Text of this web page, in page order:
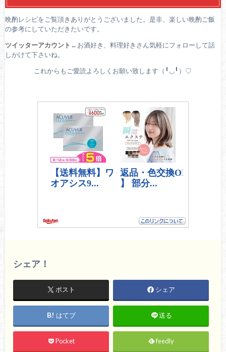
晩酌レシピをご覧頂きありがとうございました。是非、楽しい晩酌ご飯
の参考にしていただきたいです。
ツイッターアカウント ←お酒好き、料理好きさん気軽にフォローして話
しかけて下さいね。
これからもご愛読よろしくお願い致します（╹◡╹）♡
シェア！
ポスト シェア
はてブ 送る
Pocket feedly